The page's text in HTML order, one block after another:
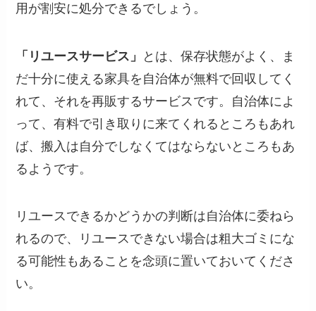
用が割安に処分できるでしょう。
「リユースサービス」
とは、保存状態がよく、ま
だ十分に使える家具を自治体が無料で回収してく
れて、それを再販するサービスです。自治体によ
って、有料で引き取りに来てくれるところもあれ
ば、搬入は自分でしなくてはならないところもあ
るようです。
リユースできるかどうかの判断は自治体に委ねら
れるので、リユースできない場合は粗大ゴミにな
る可能性もあることを念頭に置いておいてくださ
い。